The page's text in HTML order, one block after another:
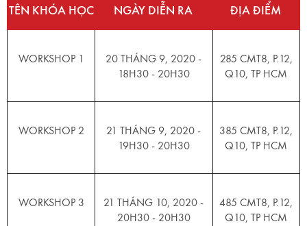
TÊN KHÓA HỌC NGÀY DIỄN RA ĐỊA ĐIỂM
WORKSHOP 1
20 THÁNG 9, 2020 -
18H30 - 20H30
285 CMT8, P.12,
Q10, TP HCM
WORKSHOP 2
21 THÁNG 9, 2020 -
19H30 - 20H30
385 CMT8, P.12,
Q10, TP HCM
WORKSHOP 3
21 THÁNG 10, 2020 -
20H30 - 20H30
485 CMT8, P.12,
Q10, TP HCM